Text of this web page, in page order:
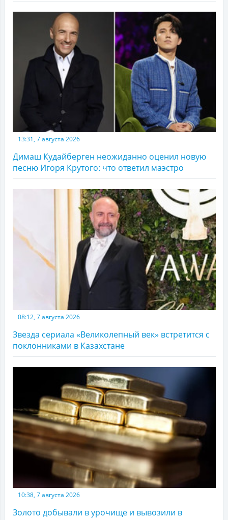
13:31, 7 августа 2026
Димаш Кудайберген неожиданно оценил новую
песню Игоря Крутого: что ответил маэстро
08:12, 7 августа 2026
Звезда сериала «Великолепный век» встретится с
поклонниками в Казахстане
10:38, 7 августа 2026
Золото добывали в урочище и вывозили в